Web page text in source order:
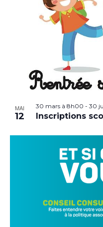
MAI
12
30 mars à 8h00 - 30
Inscriptions